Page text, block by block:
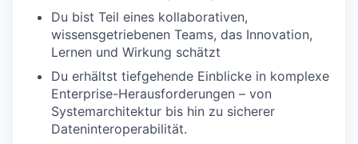
Du bist Teil eines kollaborativen,
wissensgetriebenen Teams, das Innovation,
Lernen und Wirkung schätzt
Du erhältst tiefgehende Einblicke in komplexe
Enterprise-Herausforderungen – von
Systemarchitektur bis hin zu sicherer
Dateninteroperabilität.